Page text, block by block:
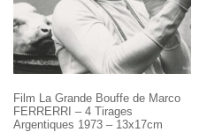
Film La Grande Bouffe de Marco
FERRERRI – 4 Tirages
Argentiques 1973 – 13x17cm